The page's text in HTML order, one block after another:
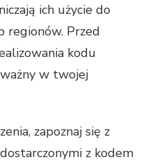
ich użycie do
regionów. Przed
kodu
w twojej
zapoznaj się z
z kodem